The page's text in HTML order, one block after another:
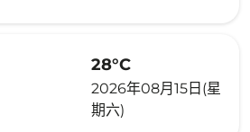
28°C
2026年08月15日(星
期六)